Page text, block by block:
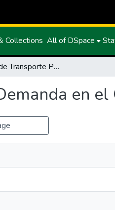
Collections All of DSpace
El Servicio de Transporte Pesado y su Demanda en el Cantón Tulcán
en el